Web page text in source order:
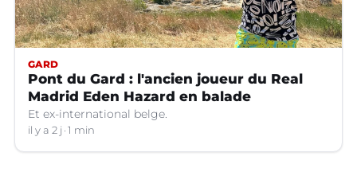
GARD
Pont du Gard : l'ancien joueur du Real
Madrid Eden Hazard en balade
Et ex-international belge.
il y a 2 j 1 min